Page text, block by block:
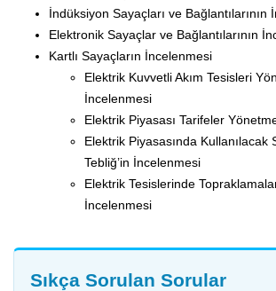
İndüksiyon Sayaçları ve Bağlantılarının
Elektronik Sayaçlar ve Bağlantılarının
Kartlı Sayaçların İncelenmesi
Elektrik Kuvvetli Akım Tesisleri
İncelenmesi
Elektrik Piyasası Tarifeler
Elektrik Piyasasında Kullanılacak
Tebliğ’in İncelenmesi
Elektrik Tesislerinde
İncelenmesi
Sıkça Sorulan Sorular